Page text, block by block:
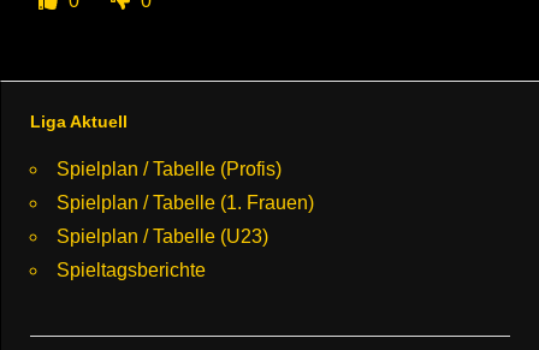
Liga Aktuell
Spielplan / Tabelle (Profis)
Spielplan / Tabelle (1. Frauen)
Spielplan / Tabelle (U23)
Spieltagsberichte